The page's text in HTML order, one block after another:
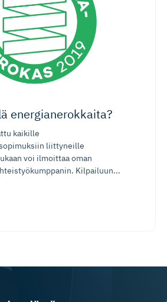
energiane­rokkaita?
kaikille
liittyneille
voi ilmoittaa oman
Kilpailuun...